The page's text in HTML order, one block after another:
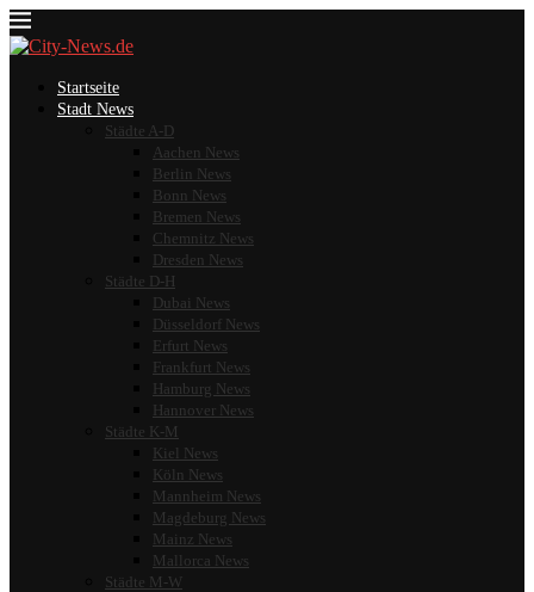
Startseite
Stadt News
Städte A-D
Aachen News
Berlin News
Bonn News
Bremen News
Chemnitz News
Dresden News
Städte D-H
Dubai News
Düsseldorf News
Erfurt News
Frankfurt News
Hamburg News
Hannover News
Städte K-M
Kiel News
Köln News
Mannheim News
Magdeburg News
Mainz News
Mallorca News
Städte M-W